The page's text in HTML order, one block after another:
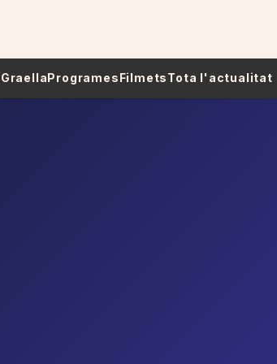
GraellaProgramesFilmetsTota l'actualitat